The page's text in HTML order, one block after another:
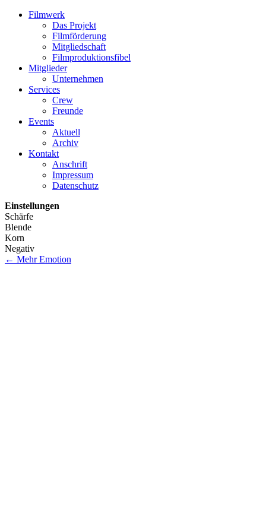
Filmwerk
Das Projekt
Filmförderung
Mitgliedschaft
Filmproduktionsfibel
Mitglieder
Unternehmen
Services
Crew
Freunde
Events
Aktuell
Archiv
Kontakt
Anschrift
Impressum
Datenschutz
Einstellungen
Schärfe
Blende
Korn
Negativ
← Mehr Emotion